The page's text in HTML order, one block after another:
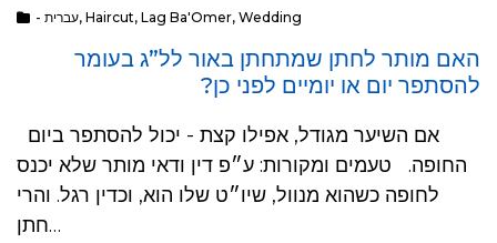
- עברית, Haircut, Lag Ba'Omer, Wedding
האם מותר לחתן שמתחתן באור לל”ג בעומר
להסתפר יום או יומיים לפני כן?
החופה. טעמים ומקורות: ע״פ דין ודאי מותר שלא יכנס
לחופה כשהוא מנוול, שיו״ט שלו הוא, וכדין רגל. והרי
חתן…